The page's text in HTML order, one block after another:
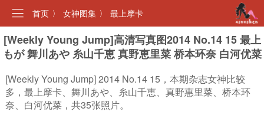
首页 〉 女神图集 〉 最上摩卡
[Weekly Young Jump]高清写真图2014 No.14 15 最上
もが 舞川あや 糸山千恵 真野恵里菜 桥本环奈 白河优菜
[Weekly Young Jump] 2014 No.14 15，本期杂志女神比较
多，最上摩卡、舞川あや、糸山千恵、真野惠里菜、桥本环
奈、白河优菜，共35张照片。